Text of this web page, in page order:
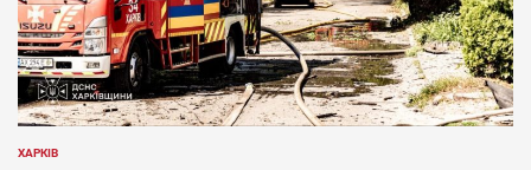
ОПУБЛІКУВАТИ
ХАРКІВ